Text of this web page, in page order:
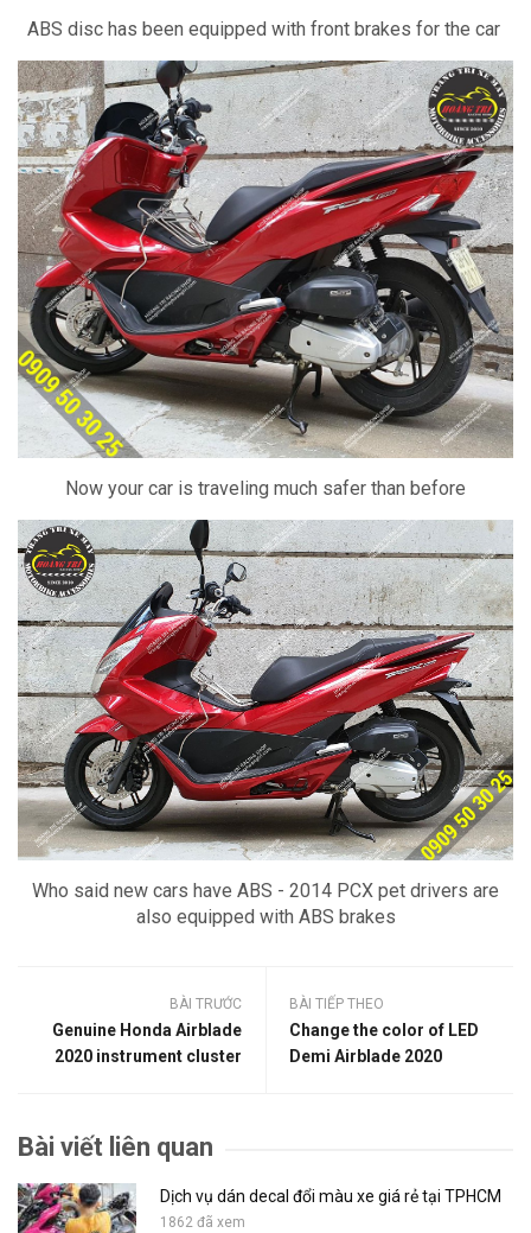
ABS disc has been equipped with front brakes for the car
Now your car is traveling much safer than before
Who said new cars have ABS - 2014 PCX pet drivers are
also equipped with ABS brakes
BÀI TRƯỚC
Genuine Honda Airblade
2020 instrument cluster
BÀI TIẾP THEO
Change the color of LED
Demi Airblade 2020
Bài viết liên quan
Dịch vụ dán decal đổi màu xe giá rẻ tại TPHCM
1862 đã xem